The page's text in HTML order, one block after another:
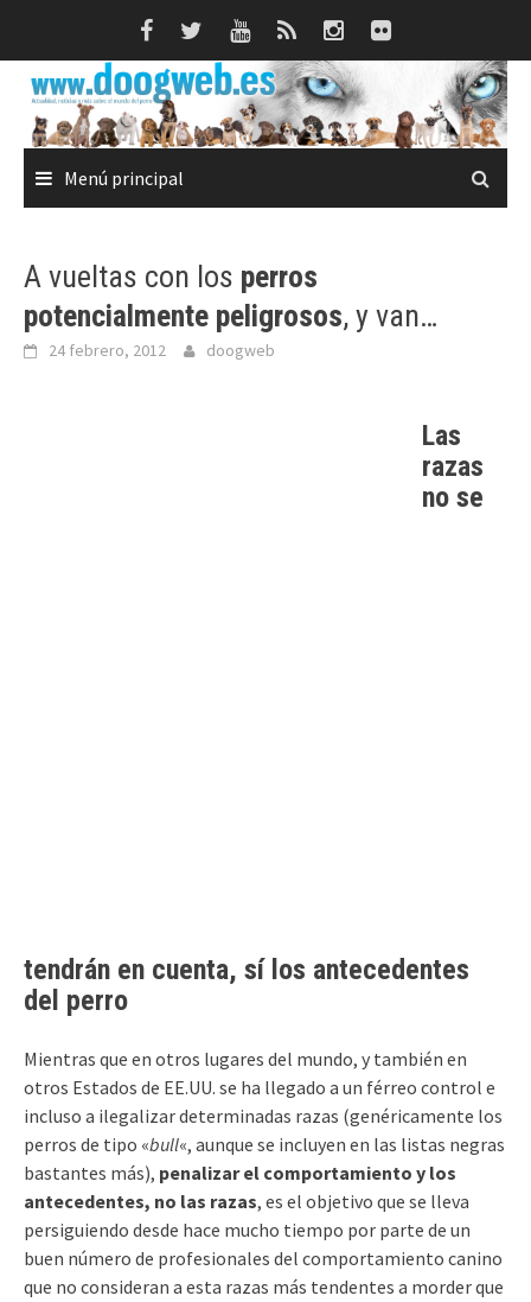
Menú principal
A vueltas con los perros
potencialmente peligrosos, y van…
24 febrero, 2012 doogweb
Las
razas
no se
tendrán en cuenta, sí los antecedentes
del perro
Mientras que en otros lugares del mundo, y también en
otros Estados de EE.UU. se ha llegado a un férreo control e
incluso a ilegalizar determinadas razas (genéricamente los
perros de tipo «bull«, aunque se incluyen en las listas negras
bastantes más), penalizar el comportamiento y los
antecedentes, no las razas, es el objetivo que se lleva
persiguiendo desde hace mucho tiempo por parte de un
buen número de profesionales del comportamiento canino
que no consideran a esta razas más tendentes a morder que